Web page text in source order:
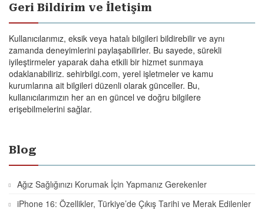
Geri Bildirim ve İletişim
Kullanıcılarımız, eksik veya hatalı bilgileri bildirebilir ve aynı
zamanda deneyimlerini paylaşabilirler. Bu sayede, sürekli
iyileştirmeler yaparak daha etkili bir hizmet sunmaya
odaklanabiliriz. sehirbilgi.com, yerel işletmeler ve kamu
kurumlarına ait bilgileri düzenli olarak günceller. Bu,
kullanıcılarımızın her an en güncel ve doğru bilgilere
erişebilmelerini sağlar.
Blog
Ağız Sağlığınızı Korumak İçin Yapmanız Gerekenler
iPhone 16: Özellikler, Türkiye’de Çıkış Tarihi ve Merak Edilenler